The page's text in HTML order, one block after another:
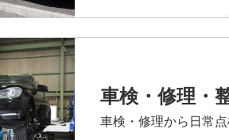
車検・修理・
車検・修理から日常